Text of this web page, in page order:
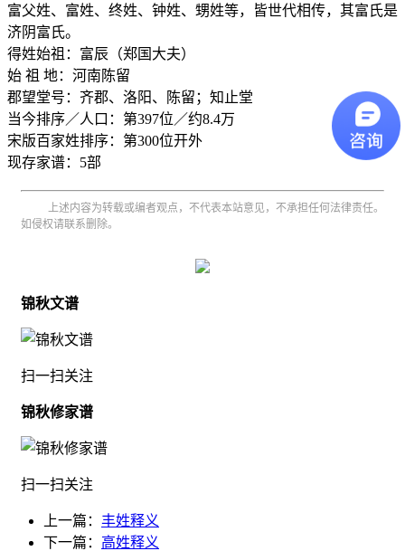
富父姓、富姓、终姓、钟姓、甥姓等，皆世代相传，其富氏是
济阴富氏。
得姓始祖：富辰（郑国大夫）
始 祖 地：河南陈留
郡望堂号：齐郡、洛阳、陈留；知止堂
当今排序／人口：第397位／约8.4万
宋版百家姓排序：第300位开外
现存家谱：5部
上述内容为转载或编者观点，不代表本站意见，不承担任何法律责任。
如侵权请联系删除。
锦秋文谱
扫一扫关注
锦秋修家谱
扫一扫关注
上一篇： 丰姓释义
下一篇： 高姓释义